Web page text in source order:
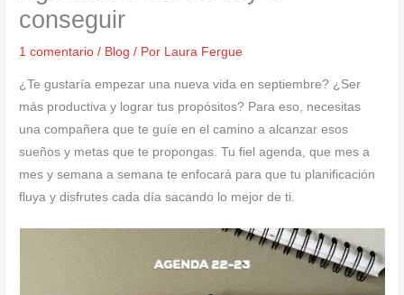
conseguir
1 comentario / Blog / Por Laura Fergue
¿Te gustaría empezar una nueva vida en septiembre? ¿Ser
más productiva y lograr tus propósitos? Para eso, necesitas
una compañera que te guíe en el camino a alcanzar esos
sueños y metas que te propongas. Tu fiel agenda, que mes a
mes y semana a semana te enfocará para que tu planificación
fluya y disfrutes cada día sacando lo mejor de ti.